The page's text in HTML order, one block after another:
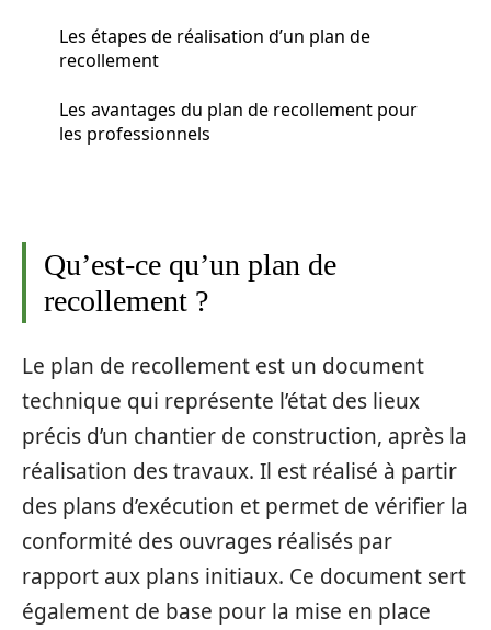
Les étapes de réalisation d’un plan de
recollement
Les avantages du plan de recollement pour
les professionnels
Qu’est-ce qu’un plan de
recollement ?
Le plan de recollement est un document
technique qui représente l’état des lieux
précis d’un chantier de construction, après la
réalisation des travaux. Il est réalisé à partir
des plans d’exécution et permet de vérifier la
conformité des ouvrages réalisés par
rapport aux plans initiaux. Ce document sert
également de base pour la mise en place